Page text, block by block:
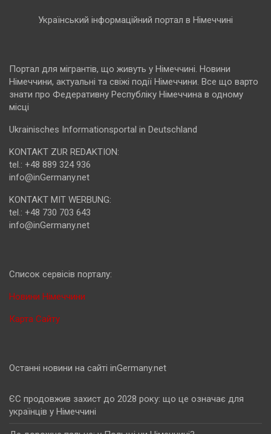
Український інформаційний портал в Німеччині
Портал для мігрантів, що живуть у Німеччині. Новини
Німеччини, актуальні та свіжі події Німеччини. Все що варто
знати про Федеративну Республіку Німеччина в одному
місці
Ukrainisches Informationsportal in Deutschland
KONTAKT ZUR REDAKTION:
tel.: +48 889 324 936
info@inGermany.net
KONTAKT MIT WERBUNG:
tel.: +48 730 703 643
info@inGermany.net
Cписок сервісів порталу:
Новини Німеччини
Карта Сайту
Останні новини на сайті inGermany.net
ЄС продовжив захист до 2028 року: що це означає для
українців у Німеччині